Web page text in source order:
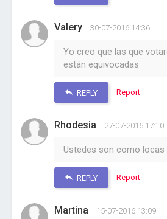
Valery 30-07-2016 14:36
Yo creo que las que
están equivocadas
REPLY Report
Rhodesia 27-07-2016 17:10
Ustedes son como locas
REPLY Report
Martina 15-07-2016 13:09